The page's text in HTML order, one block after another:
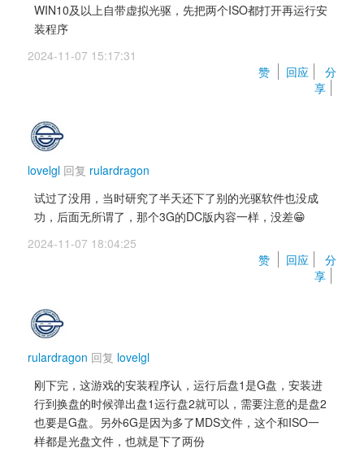
WIN10及以上自带虚拟光驱，先把两个ISO都打开再运行安
装程序
2024-11-07 15:17:31
赞
回应
分
享
lovelgl 回复 rulardragon
试过了没用，当时研究了半天还下了别的光驱软件也没成
功，后面无所谓了，那个3G的DC版内容一样，没差😁
2024-11-07 18:04:25
赞
回应
分
享
rulardragon 回复 lovelgl
刚下完，这游戏的安装程序认，运行后盘1是G盘，安装进
行到换盘的时候弹出盘1运行盘2就可以，需要注意的是盘2
也要是G盘。另外6G是因为多了MDS文件，这个和ISO一
样都是光盘文件，也就是下了两份